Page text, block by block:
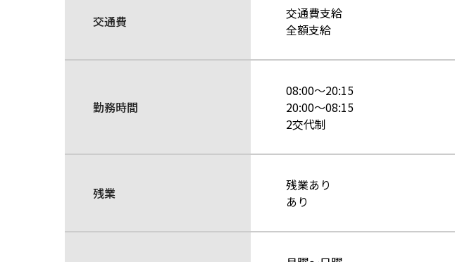
交通費
交通費支給
全額支給
勤務時間
08:00～20:15
20:00～08:15
2交代制
残業
残業あり
あり